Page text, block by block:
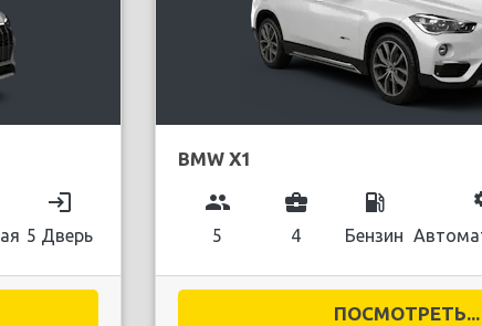
login
5 Дверь
BMW X1
group
5
business_center
4
local_gas_station
Бензин
ПОСМОТРЕТЬ...